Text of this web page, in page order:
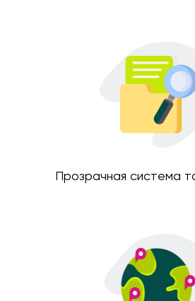
Прозрачная система